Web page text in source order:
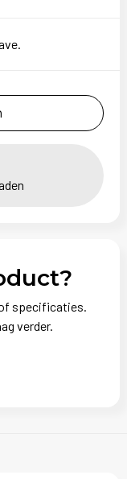
specificaties.
verder.